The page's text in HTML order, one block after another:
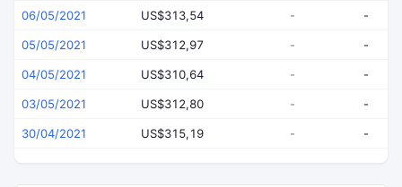
06/05/2021 US$313,54 - -
05/05/2021 US$312,97 - -
04/05/2021 US$310,64 - -
03/05/2021 US$312,80 - -
30/04/2021 US$315,19 - -